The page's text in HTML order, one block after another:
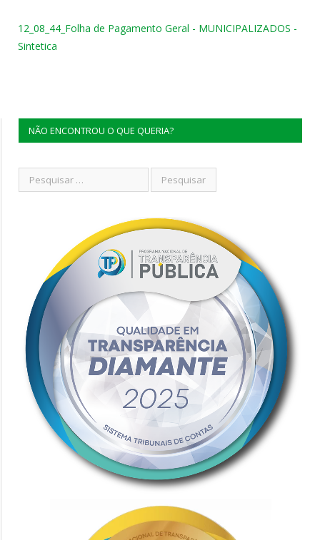
12_08_44_Folha de Pagamento Geral - MUNICIPALIZADOS -
Sintetica
NÃO ENCONTROU O QUE QUERIA?